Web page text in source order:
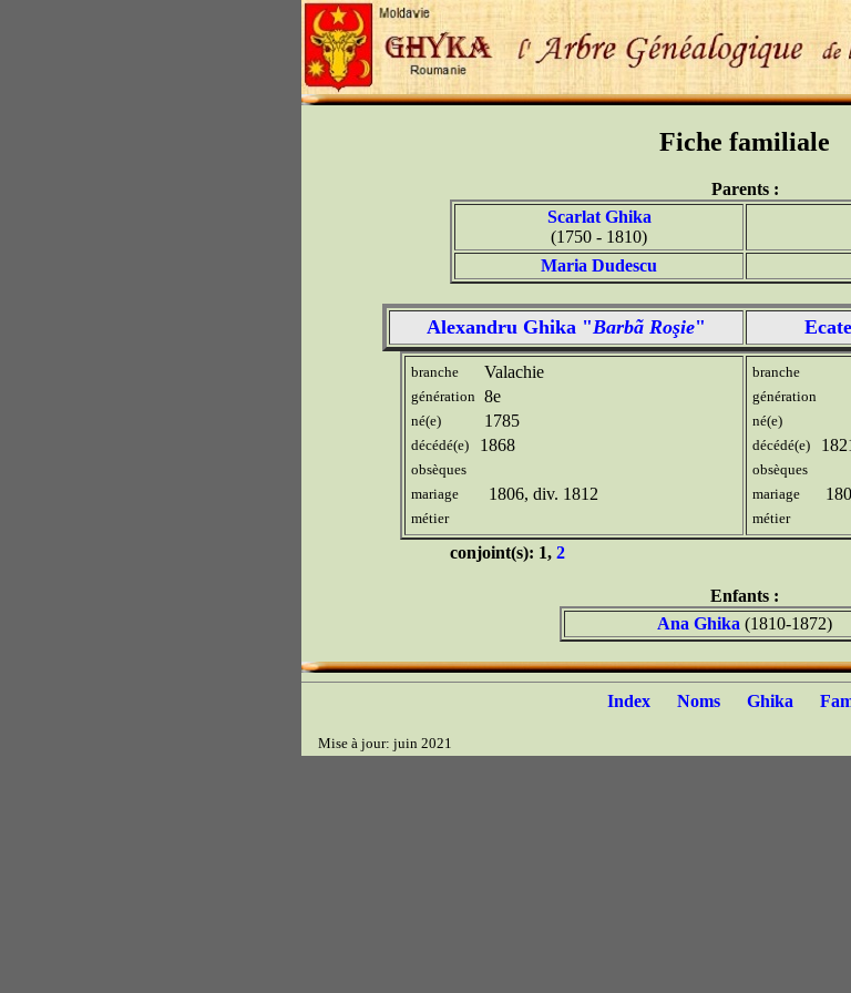
Fiche familiale
Parents :
Scarlat Ghika
(1750 - 1810)
Maria Dudescu
Alexandru Ghika "Barbã Roşie"
branche Valachie
génération 8e
né(e) 1785
décédé(e) 1868
obsèques
mariage
1806, div. 1812
métier
branche
génération
né(e)
décédé(e)
obsèques
mariage
métier
conjoint(s): 1, 2
Enfants :
Ana Ghika (1810-1872)
Index Noms Ghika
Mise à jour: juin 2021